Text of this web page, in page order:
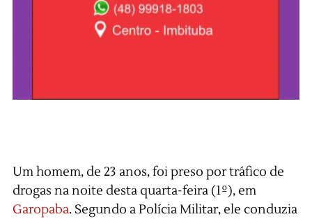
Um homem, de 23 anos, foi preso por tráfico de
drogas na noite desta quarta-feira (1º), em
Garopaba. Segundo a Polícia Militar, ele conduzia